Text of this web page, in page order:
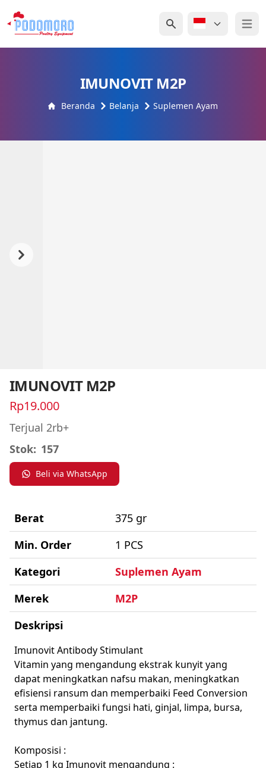
Open
IMUNOVIT M2P
Beranda Belanja Suplemen Ayam
Previous
Next
IMUNOVIT M2P
Rp19.000
Terjual 2rb+
Stok: 157
Beli via WhatsApp
Berat
375 gr
Min. Order
1 PCS
Kategori
Suplemen Ayam
Merek
M2P
Deskripsi
Imunovit Antibody Stimulant
Vitamin yang mengandung ekstrak kunyit yang
dapat meningkatkan nafsu makan, meningkatkan
efisiensi ransum dan memperbaiki Feed Conversion
serta memperbaiki fungsi hati, ginjal, limpa, bursa,
thymus dan jantung.
Komposisi :
Setiap 1 kg Imunovit mengandung :